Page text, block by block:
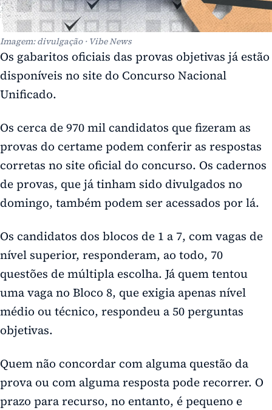
Imagem: divulgação · Vibe News
Os gabaritos oficiais das provas objetivas já estão
disponíveis no site do Concurso Nacional
Unificado.
Os cerca de 970 mil candidatos que fizeram as
provas do certame podem conferir as respostas
corretas no site oficial do concurso. Os cadernos
de provas, que já tinham sido divulgados no
domingo, também podem ser acessados por lá.
Os candidatos dos blocos de 1 a 7, com vagas de
nível superior, responderam, ao todo, 70
questões de múltipla escolha. Já quem tentou
uma vaga no Bloco 8, que exigia apenas nível
médio ou técnico, respondeu a 50 perguntas
objetivas.
Quem não concordar com alguma questão da
prova ou com alguma resposta pode recorrer. O
prazo para recurso, no entanto, é pequeno e